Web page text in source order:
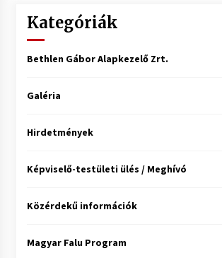
Kategóriák
Bethlen Gábor Alapkezelő Zrt.
Galéria
Hirdetmények
Képviselő-testületi ülés / Meghívó
Közérdekű információk
Magyar Falu Program